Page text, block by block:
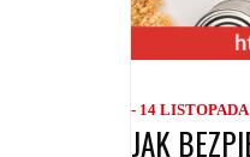
- 14 LISTOPADA
JAK